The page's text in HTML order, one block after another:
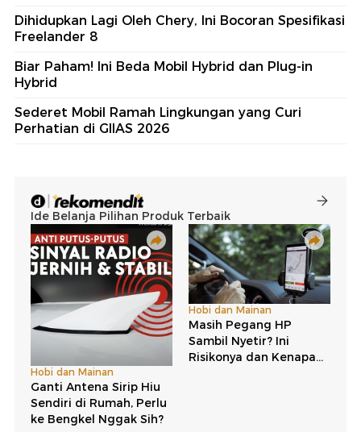
Dihidupkan Lagi Oleh Chery, Ini Bocoran Spesifikasi
Freelander 8
Biar Paham! Ini Beda Mobil Hybrid dan Plug-in
Hybrid
Sederet Mobil Ramah Lingkungan yang Curi
Perhatian di GIIAS 2026